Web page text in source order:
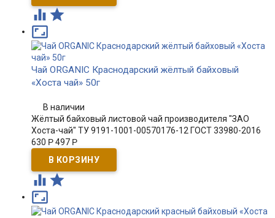
 

Чай ORGANIC Краснодарский жёлтый байховый
«Хоста чай» 50г
В наличии
Жёлтый байховый листовой чай производителя "ЗАО
Хоста-чай" ТУ 9191-1001-00570176-12 ГОСТ 33980-2016
630 Р 497 Р
 
